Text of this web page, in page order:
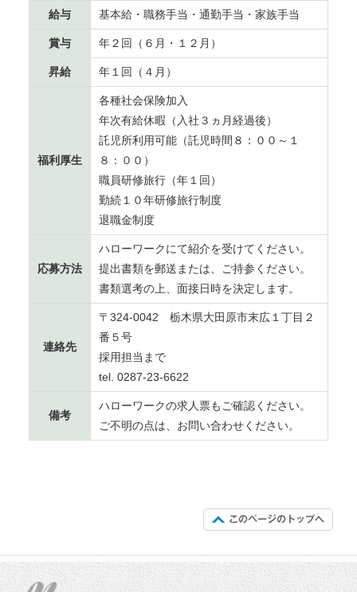
給与 基本給・職務手当・通勤手当・家族手当
賞与 年２回（６月・１２月）
昇給 年１回（４月）
福利厚生
各種社会保険加入
年次有給休暇（入社３ヵ月経過後）
託児所利用可能（託児時間８：００～１
８：００）
職員研修旅行（年１回）
勤続１０年研修旅行制度
退職金制度
応募方法
ハローワークにて紹介を受けてください。
提出書類を郵送または、ご持参ください。
書類選考の上、面接日時を決定します。
連絡先
〒324-0042 栃木県大田原市末広１丁目２
番５号
採用担当まで
tel. 0287-23-6622
備考
ハローワークの求人票もご確認ください。
ご不明の点は、お問い合わせください。